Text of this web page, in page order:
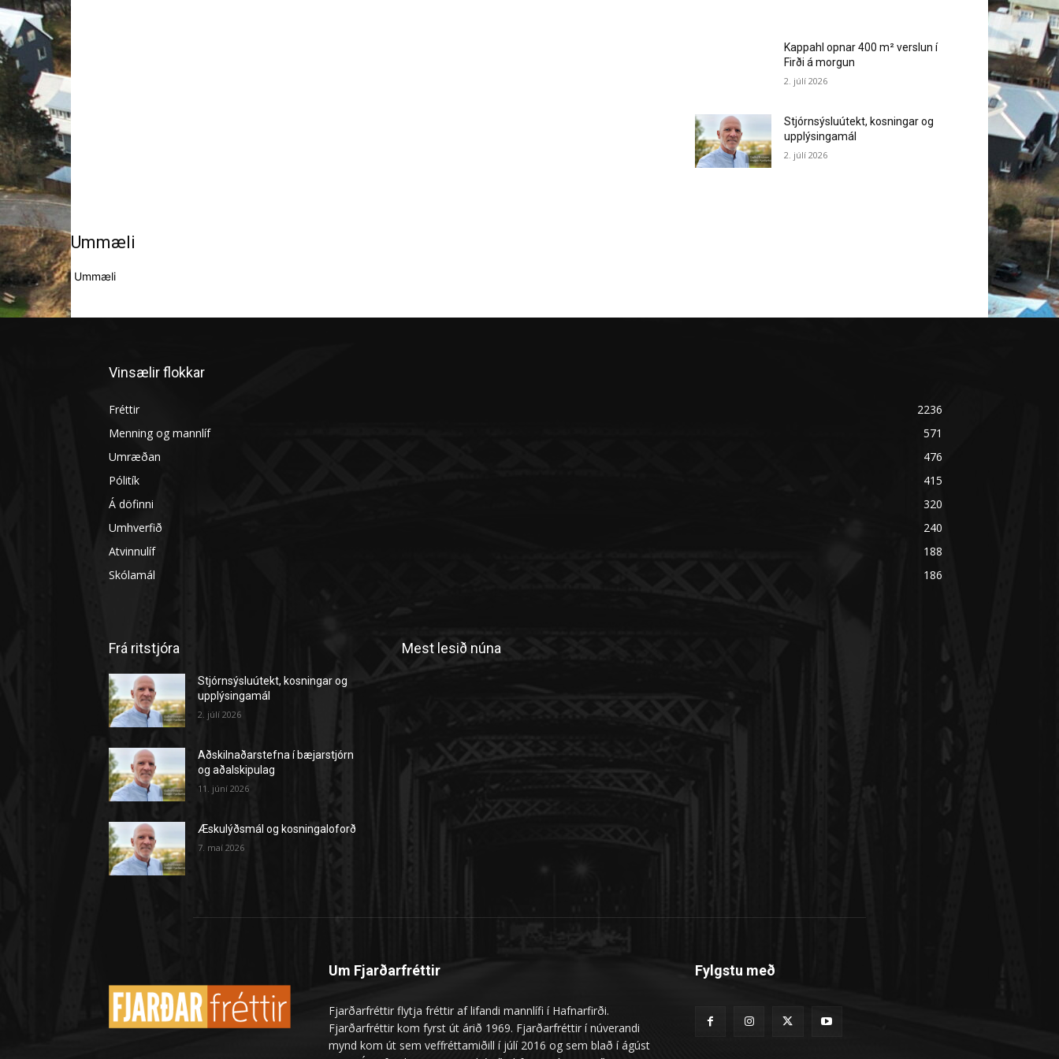
Kappahl opnar 400 m² verslun í
Firði á morgun
2. júlí 2026
Stjórnsýsluútekt, kosningar og
upplýsingamál
2. júlí 2026
Ummæli
Ummæli
Vinsælir flokkar
Fréttir
2236
Menning og mannlíf
571
Umræðan
476
Pólitík
415
Á döfinni
320
Umhverfið
240
Atvinnulíf
188
Skólamál
186
Frá ritstjóra
Stjórnsýsluútekt, kosningar og
upplýsingamál
2. júlí 2026
Aðskilnaðarstefna í bæjarstjórn
og aðalskipulag
11. júní 2026
Æskulýðsmál og kosningaloforð
7. maí 2026
Mest lesið núna
Um Fjarðarfréttir
Fjarðarfréttir flytja fréttir af lifandi mannlífi í Hafnarfirði.
Fjarðarfréttir kom fyrst út árið 1969. Fjarðarfréttir í núverandi
mynd kom út sem veffréttamiðill í júlí 2016 og sem blað í ágúst
Fylgstu með